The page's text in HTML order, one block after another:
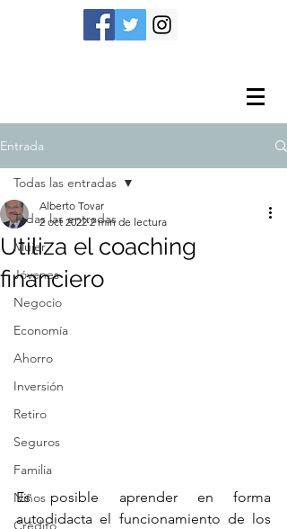
Entrada
Todas las entradas
Mujer
Jóvenes
Negocio
Economía
Ahorro
Inversión
Retiro
Seguros
Familia
Niños
Crédito
Todas las entradas
Utiliza el coaching
financiero
Alberto Tovar
2 oct 2022 2 min de lectura
Es posible aprender en forma
autodidacta el funcionamiento de los